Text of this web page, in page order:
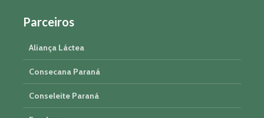
Parceiros
Aliança Láctea
Consecana Paraná
Conseleite Paraná